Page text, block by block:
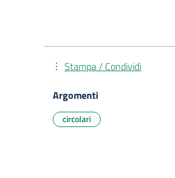
Stampa / Condividi
Argomenti
circolari